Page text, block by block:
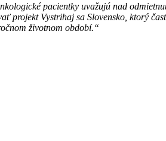
pacientky uvažujú nad
projekt Vystrihaj sa Slovensko, ktorý
životnom období.“